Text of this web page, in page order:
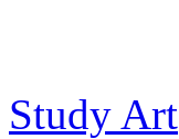
Study Art